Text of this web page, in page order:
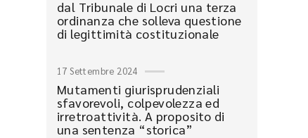
dal Tribunale di Locri una terza
ordinanza che solleva questione
di legittimità costituzionale
17 Settembre 2024
Mutamenti giurisprudenziali
sfavorevoli, colpevolezza ed
irretroattività. A proposito di
una sentenza “storica”